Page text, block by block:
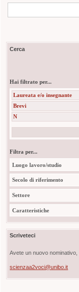
Cerca
Hai filtrato per...
Laureata e/o insegnante
Brevi
N
Filtra per...
Luogo lavoro/studio
Secolo di riferimento
Settore
Caratteristiche
Scriveteci
Avete un nuovo
scienzaa2voci@unibo.it